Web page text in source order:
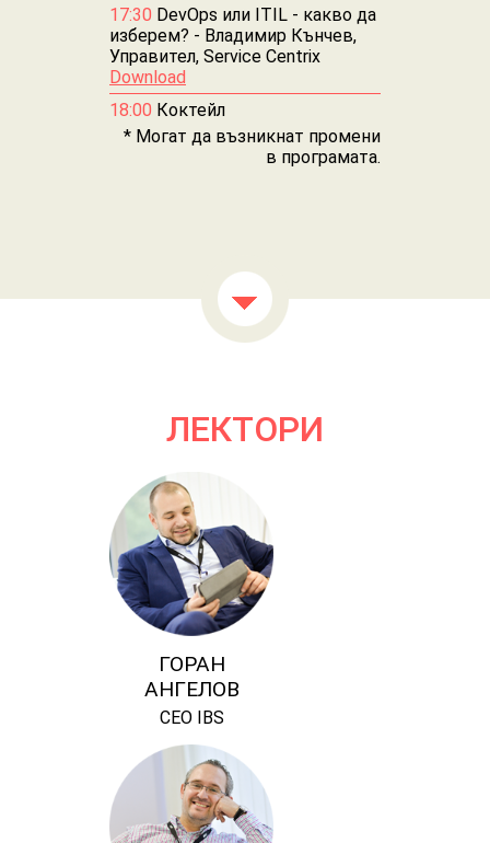
17:30 DevOps или ITIL - какво да
изберем? - Владимир Кънчев,
Управител, Service Centrix
Download
18:00 Коктейл
* Могат да възникнат промени
в програмата.
ЛЕКТОРИ
ГОРАН
АНГЕЛОВ
CEO IBS